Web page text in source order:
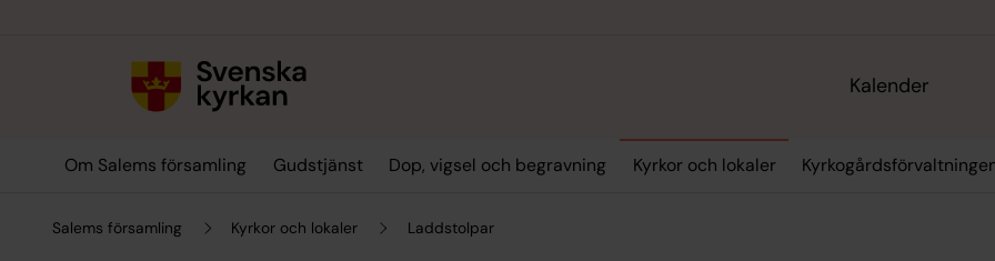
Kalender
Om Salems församling Gudstjänst Dop, vigsel och begravning Kyrkor och lokaler
Salems församling Kyrkor och lokaler Laddstolpar